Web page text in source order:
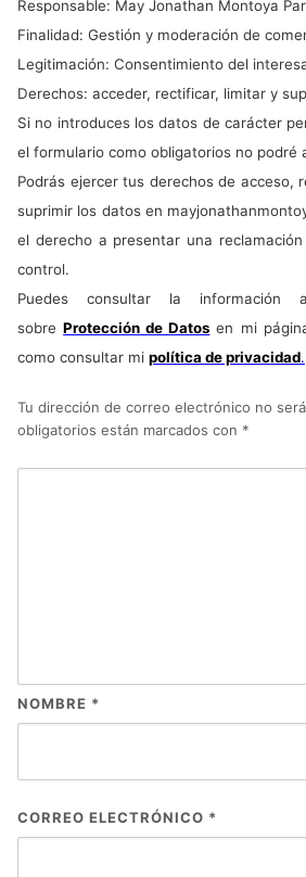
Responsable: May Jonathan Montoya
Finalidad: Gestión y moderación de
Legitimación: Consentimiento del
Derechos: acceder, rectificar, limitar y
Si no introduces los datos de carácter
el formulario como obligatorios no podré
Podrás ejercer tus derechos de acceso,
suprimir los datos en
el derecho a presentar una
control.
Puedes consultar la información
sobreProtección de Datos en mi
como consultar mi política de privacidad.
Tu dirección de correo electrónico no
obligatorios están marcados con *
NOMBRE *
CORREO ELECTRÓNICO *